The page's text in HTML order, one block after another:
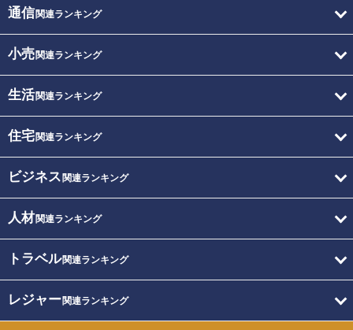
通信関連ランキング
小売関連ランキング
生活関連ランキング
住宅関連ランキング
ビジネス 関連ランキング
人材関連ランキング
トラベル関連ランキング
レジャー関連ランキング